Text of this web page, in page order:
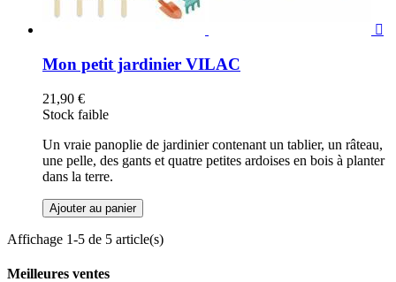

Mon petit jardinier VILAC
21,90 €
Stock faible
Un vraie panoplie de jardinier contenant un tablier, un râteau,
une pelle, des gants et quatre petites ardoises en bois à planter
dans la terre.
Ajouter au panier
Affichage 1-5 de 5 article(s)
Meilleures ventes